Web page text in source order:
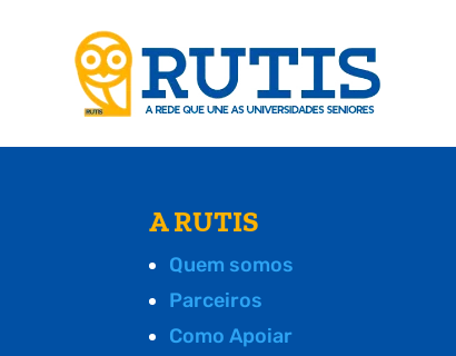
A RUTIS
Quem somos
Parceiros
Como Apoiar